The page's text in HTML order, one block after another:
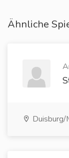
Ähnliche
Duisburg/